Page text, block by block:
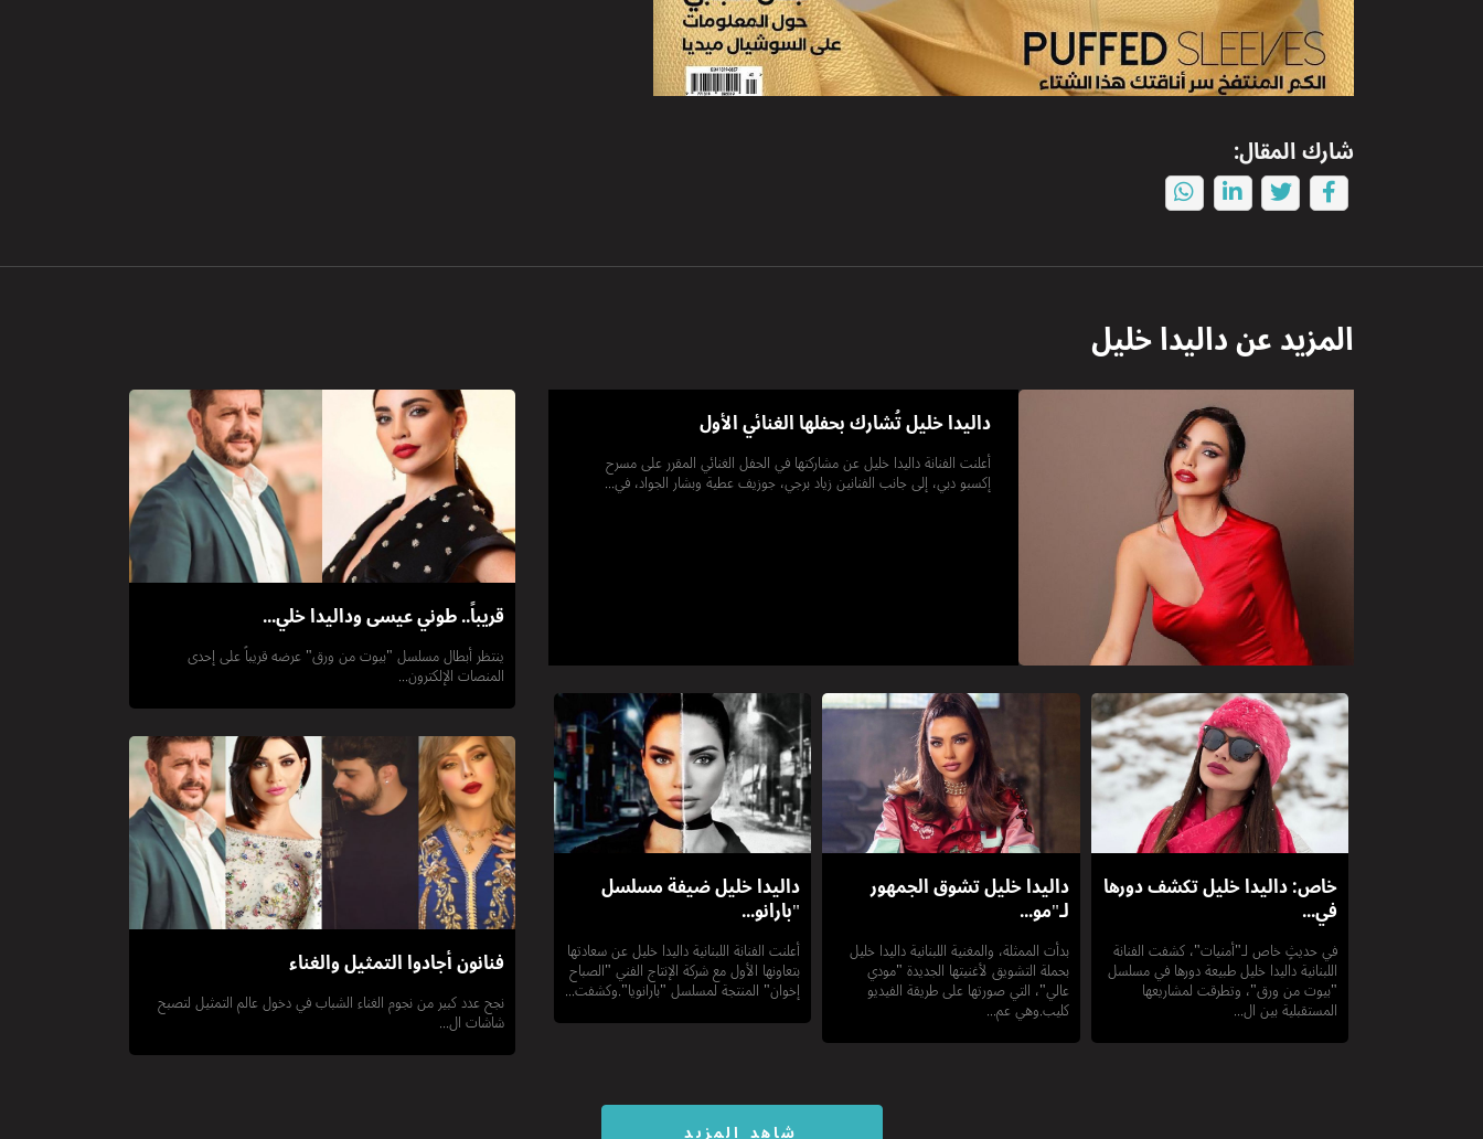
شارك المقال:
المزيد عنداليدا خليل
داليدا خليل تُشارك بحفلها الغنائي الأول
أعلنت الفنانة داليدا خليل عن مشاركتها في الحفل الغنائي المقرر على مسرح
إكسبو دبي، إلى جانب الفنانين زياد برجي، جوزيف عطية وبشار الجواد، في...
خاص: داليدا خليل تكشف دورها
في...
في حديثٍ خاص لـ"أمنيات"، كشفت الفنانة
اللبنانية داليدا خليل طبيعة دورها في مسلسل
"بيوت من ورق"، وتطرقت لمشاريعها
المستقبلية بين ال...
داليدا خليل تشوق الجمهور
لـ"مو...
بدأت الممثلة، والمغنية اللبنانية داليدا خليل
بحملة التشويق لأغنيتها الجديدة "مودي
عالي"، التي صورتها على طريقة الفيديو
كليب.وهي عم...
داليدا خليل ضيفة مسلسل
"بارانو...
أعلنت الفنانة اللبنانية داليدا خليل عن سعادتها
بتعاونها الأول مع شركة الإنتاج الفني "الصباح
إخوان" المنتجة لمسلسل "بارانويا".وكشفت...
قريباً.. طوني عيسى وداليدا خلي...
ينتظر أبطال مسلسل "بيوت من ورق" عرضه قريباً على إحدى
المنصات الإلكترون...
فنانون أجادوا التمثيل والغناء
نجح عدد كبير من نجوم الغناء الشباب في دخول عالم التمثيل لتصبح
شاشات ال...
شاهد المزيد